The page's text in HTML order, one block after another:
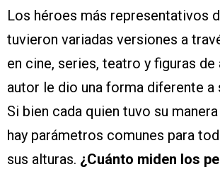
Los héroes más representativos
tuvieron variadas versiones a
en cine, series, teatro y figuras de
autor le dio una forma diferente a
Si bien cada quien tuvo su
hay parámetros comunes para
sus alturas. ¿Cuánto miden los